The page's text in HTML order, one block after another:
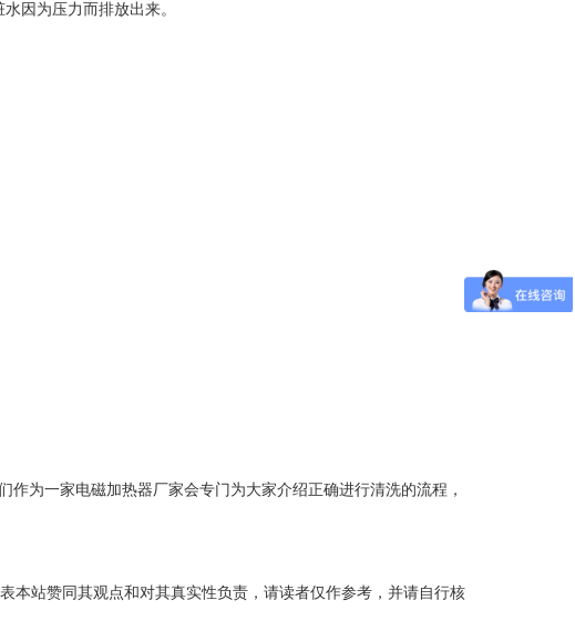
因为压力而排放出来。
为一家电磁加热器厂家会专门为大家介绍正确进行清洗的流程，
本站赞同其观点和对其真实性负责，请读者仅作参考，并请自行核